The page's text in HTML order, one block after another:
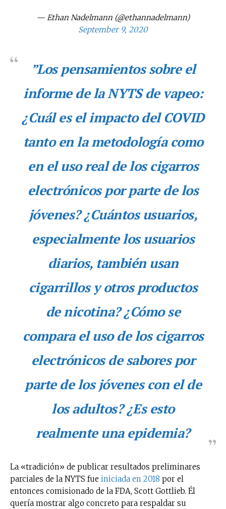
— Ethan Nadelmann (@ethannadelmann)
September 9, 2020
”Los pensamientos sobre el
informe de la NYTS de vapeo:
¿Cuál es el impacto del COVID
tanto en la metodología como
en el uso real de los cigarros
electrónicos por parte de los
jóvenes? ¿Cuántos usuarios,
especialmente los usuarios
diarios, también usan
cigarrillos y otros productos
de nicotina? ¿Cómo se
compara el uso de los cigarros
electrónicos de sabores por
parte de los jóvenes con el de
los adultos? ¿Es esto
realmente una epidemia?
La «tradición» de publicar resultados preliminares
parciales de la NYTS fue iniciada en 2018 por el
entonces comisionado de la FDA, Scott Gottlieb. Él
quería mostrar algo concreto para respaldar su